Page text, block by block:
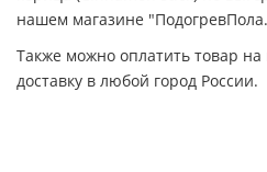
нашем магазине
Также можно оплатить товар
доставку в любой город России.